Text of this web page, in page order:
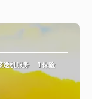
送机服务 1 保险